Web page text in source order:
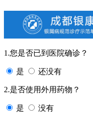
1.您是否已到医院确诊？
是 还没有
2.是否使用外用药物？
是 没有